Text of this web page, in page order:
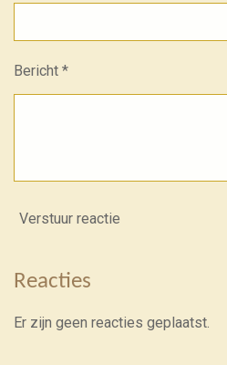
Bericht *
Verstuur reactie
Reacties
Er zijn geen reacties geplaatst.